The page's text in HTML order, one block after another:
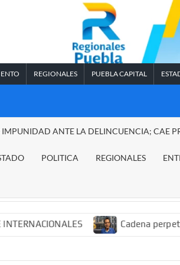
REGIONALES PUEBLA CAPITAL
IMPUNIDAD ANTE LA DELINCUENCIA; CAE
POLITICA REGIONALES
Cadena perpetua para “El